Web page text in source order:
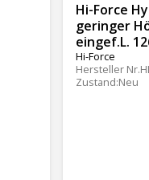
Hi-Force
geringer
eingef.L.
Hi-Force
Hersteller Nr.
Zustand:Neu